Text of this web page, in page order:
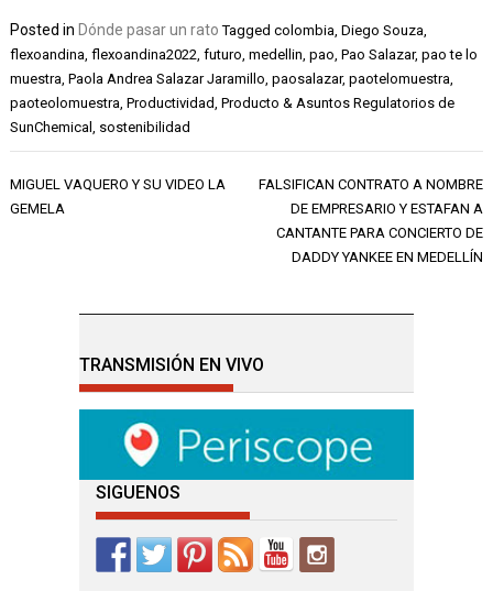
Posted in Dónde pasar un rato Taggedcolombia ,Diego Souza
flexoandina ,flexoandina2022 ,futuro ,medellin ,pao ,Pao Salazar,pao te lo
muestra ,Paola Andrea Salazar Jaramillo ,paosalazar,paotelomuestra
paoteolomuestra ,Productividad ,Producto & Asuntos Regulatorios de
SunChemical
sostenibilidad
Navegación
de
MIGUEL VAQUERO Y SU VIDEO LA
GEMELA
FALSIFICAN CONTRATO A NOMBRE
DE EMPRESARIO Y ESTAFAN A
CANTANTE PARA CONCIERTO DE
DADDY YANKEE EN MEDELLÍN
TRANSMISIÓN EN VIVO
SIGUENOS